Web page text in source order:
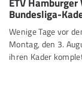
Bundesliga-
Wenige Tage vor
Montag, den 3.
ihren Kader